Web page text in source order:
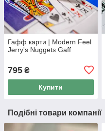
Гафф карти | Modern Feel
Jerry's Nuggets Gaff
795 ₴
Купити
Подібні товари компанії